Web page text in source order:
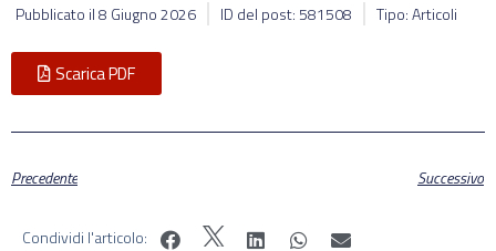
Pubblicato il8 Giugno 2026 ID del post: 581508 Tipo: Articoli
Scarica PDF
Precedente Successivo
Condividi l'articolo: